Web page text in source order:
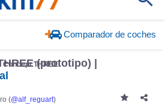
Comparador de coches
Concept THREE(prototipo) |
(@alf_reguart)